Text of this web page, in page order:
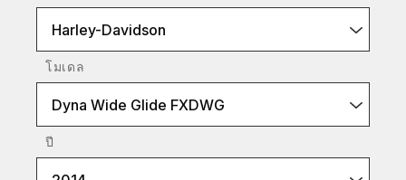
Harley-Davidson
โมเดล
Dyna Wide Glide FXDWG
ปี